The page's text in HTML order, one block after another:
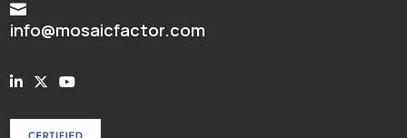

info@mosaicfactor.com